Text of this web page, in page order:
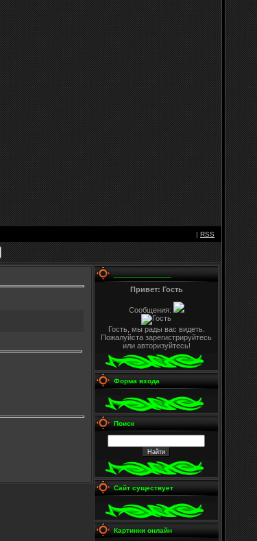
| RSS
Привет: Гость
Сообщения:
Гость, мы рады вас видеть.
Пожалуйста зарегистрируйтесь
или авторизуйтесь!
Форма входа
Поиск
Сайт существует
Картинки онлайн